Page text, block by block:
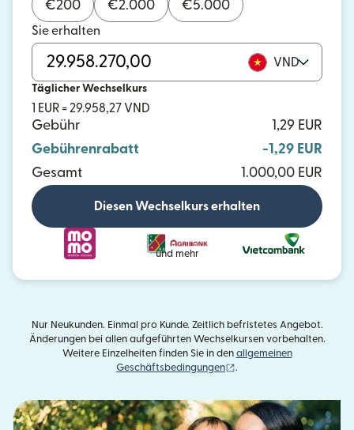
€200 €2.000 €5.000
Sie erhalten
VND
Täglicher Wechselkurs
1 EUR = 29.958,27 VND
Gebühr
1,29 EUR
Gebührenrabatt
-1,29 EUR
Gesamt
1.000,00 EUR
Diesen Wechselkurs erhalten
und mehr
Nur Neukunden. Einmal pro Kunde. Zeitlich befristetes Angebot.
Änderungen bei allen aufgeführten Wechselkursen vorbehalten.
Weitere Einzelheiten finden Sie in den allgemeinen
Geschäftsbedingungen
.